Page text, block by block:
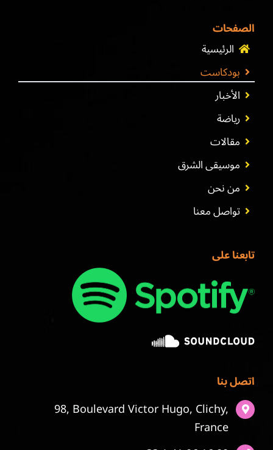
الصفحات
الرئيسية
بودكاست
الأخبار
رياضة
مقالات
موسيقى الشرق
من نحن
تواصل معنا
تابعنا على
اتصل بنا
98, Boulevard Victor Hugo, Clichy,
France